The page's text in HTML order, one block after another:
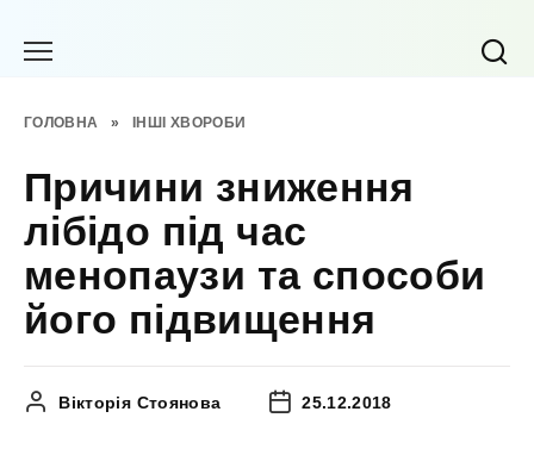
ГОЛОВНА » ІНШІ ХВОРОБИ
Причини зниження
лібідо під час
менопаузи та способи
його підвищення
Вікторія Стоянова 25.12.2018